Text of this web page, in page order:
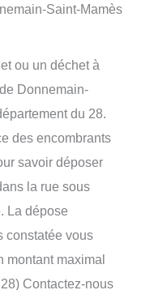
Saint-Mamès
ou un déchet à
Donnemain-
du 28.
des encombrants
savoir déposer
la rue sous
La dépose
constatée vous
montant maximal
Contactez-nous